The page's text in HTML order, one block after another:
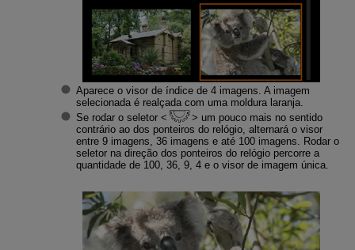
Aparece o visor de índice de 4 imagens. A imagem
selecionada é realçada com uma moldura laranja.
Se rodar o seletor
um pouco mais no sentido
contrário ao dos ponteiros do relógio, alternará o visor
entre 9 imagens, 36 imagens e até 100 imagens. Rodar o
seletor na direção dos ponteiros do relógio percorre a
quantidade de 100, 36, 9, 4 e o visor de imagem única.